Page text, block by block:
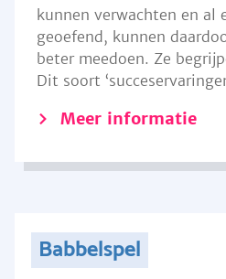
kunnen verwachten en al
geoefend, kunnen
beter meedoen. Ze
Dit soort
Meer informatie
Babbelspel